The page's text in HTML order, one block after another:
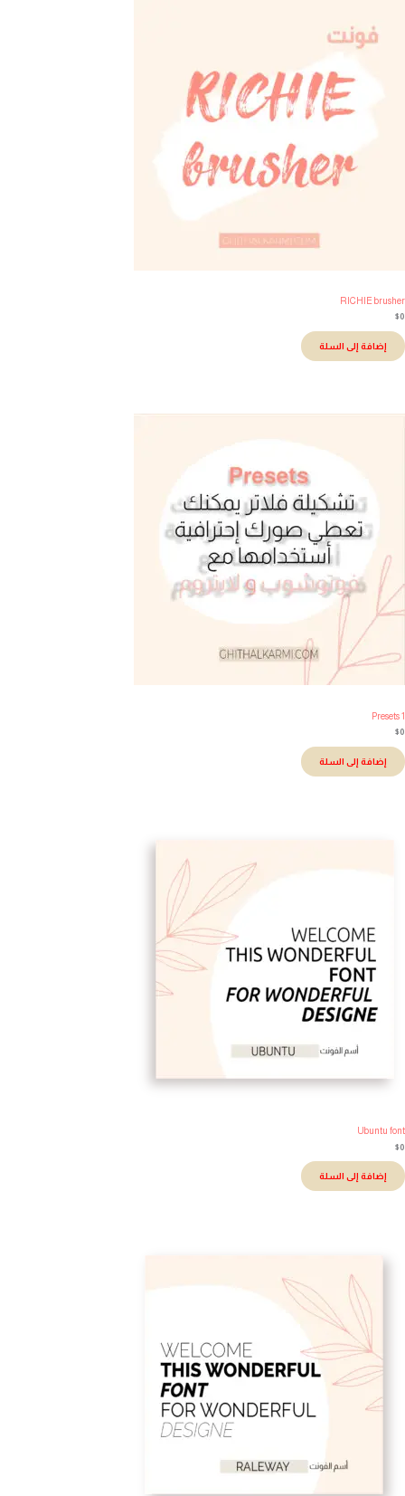
RICHIE
إضافة إلى السلة
إضافة إلى السلة
Ubuntu
إضافة إلى السلة